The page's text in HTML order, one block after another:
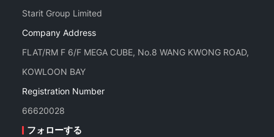
Starit Group Limited
Company Address
FLAT/RM F 6/F MEGA CUBE, No.8 WANG KWONG ROAD,
KOWLOON BAY
Registration Number
66620028
フォローする